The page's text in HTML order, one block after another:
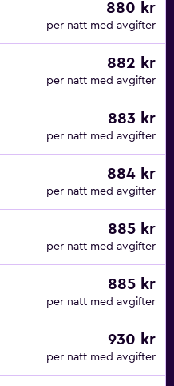
880 kr
per natt med avgifter
882 kr
per natt med avgifter
883 kr
per natt med avgifter
884 kr
per natt med avgifter
885 kr
per natt med avgifter
885 kr
per natt med avgifter
930 kr
per natt med avgifter